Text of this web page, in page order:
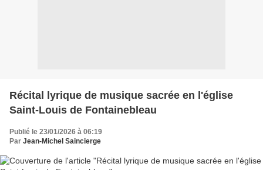
Récital lyrique de musique sacrée en l'église
Saint-Louis de Fontainebleau
Publié le 23/01/2026 à 06:19
Par Jean-Michel Saincierge